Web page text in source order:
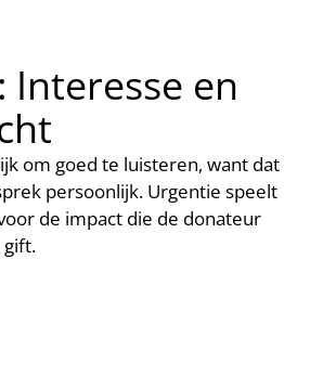
Interesse en
om goed te luisteren, want dat
persoonlijk. Urgentie speelt
de impact die de donateur